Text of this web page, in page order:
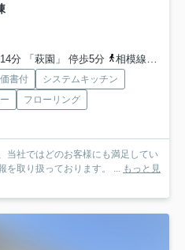
分 「萩園」 停歩5分
相模線「茅ケ崎」駅 バス14分 「萩園」 停歩5分
書付
システムキッチン
フローリング
当社ではどのお客様にも満足してい
を取り扱っております。 ... もっと見